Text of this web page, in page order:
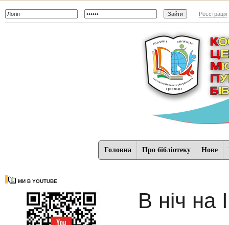
Реєстрація
Головна Про бібліотеку Нове
МИ В YOUTUBE
В ніч на